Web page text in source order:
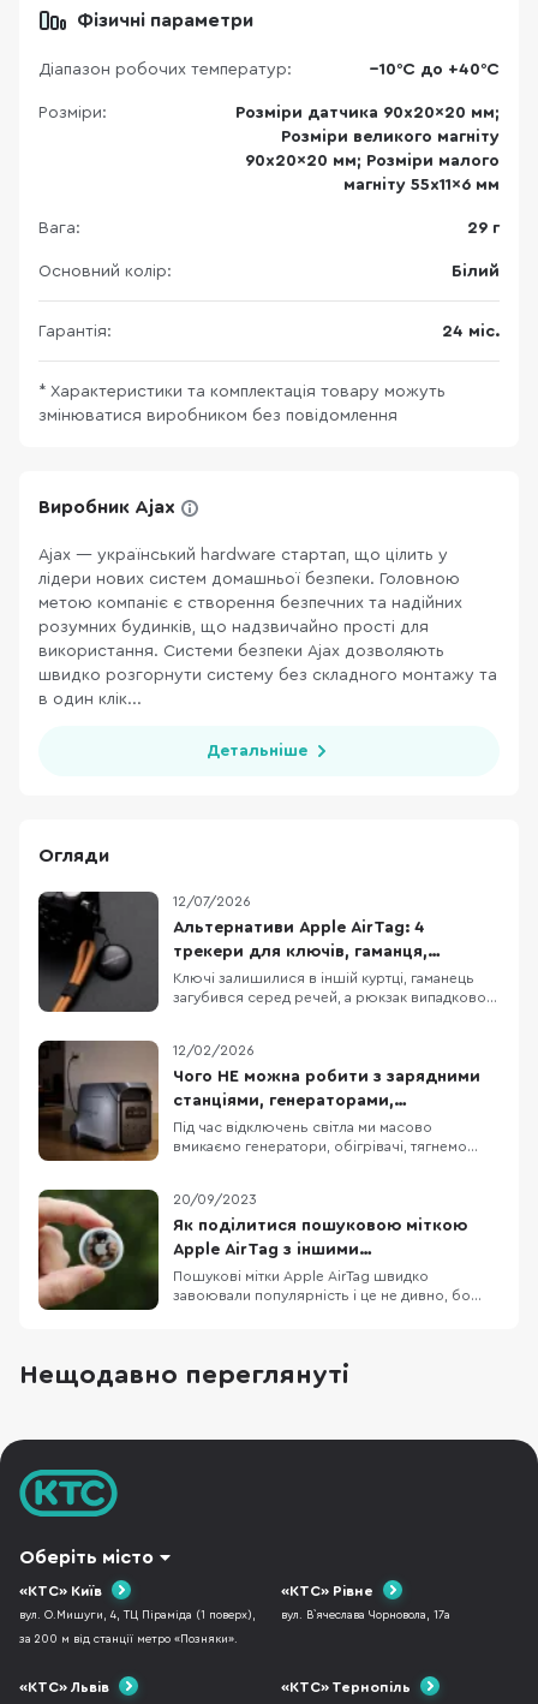
Фізичні параметри
Діапазон робочих температур: −10°C до +40°C
Розміри:
Розміри датчика 90x20x20 мм;
Розміри великого магніту
90x20x20 мм; Розміри малого
магніту 55x11x6 мм
Вага: 29 г
Основний колір: Білий
Гарантія: 24 міс.
* Характеристики та комплектація товару можуть
змінюватися виробником без повідомлення
Виробник Ajax
Ajax — український hardware стартап, що цілить у
лідери нових систем домашньої безпеки. Головною
метою компаніє є створення безпечних та надійних
розумних будинків, що надзвичайно прості для
використання. Системи безпеки Ajax дозволяють
швидко розгорнути систему без складного монтажу та
в один клік...
Детальніше
Огляди
12/07/2026
Альтернативи Apple AirTag: 4
трекери для ключів, гаманця,
рюкзака та інших речей
Ключі залишилися в іншій куртці, гаманець
загубився серед речей, а рюкзак випадково
місцезнаходження загублених речей. Для
цього трекер закріплюють на ключах або
кладуть всередину сумки, а пошук виконують
за допомогою смартф
12/02/2026
Чого НЕ можна робити з зарядними
станціями, генераторами,
обігрівачами та подовжувачами?
Під час відключень світла ми масово
вмикаємо генератори, обігрівачі, тягнемо
сама техніка при неправильному використанні
стає джерелом отруєння CO, пожежі та
поломок. Портативні зарядні станції
Портативна заряд
20/09/2023
Як поділитися пошуковою міткою
Apple AirTag з іншими
користувачами?
Пошукові мітки Apple AirTag швидко
завоювали популярність і це не дивно, бо
презентації продукту. На щастя користувачі
завжди можуть підказати виробнику, які
Нещодавно переглянуті
Оберіть місто
«КТС» Київ
вул. О.Мишуги, 4, ТЦ Піраміда (1 поверх),
за 200 м від станції метро «Позняки».
«КТС» Рівне
вул. В`ячеслава Чорновола, 17а
«КТС» Львів «КТС» Тернопіль